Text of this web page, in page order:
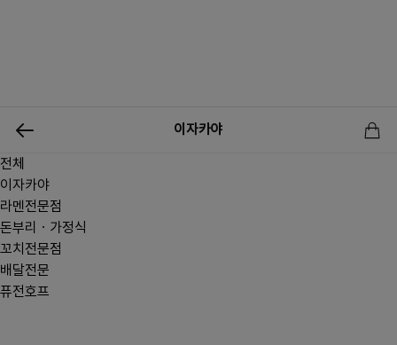
신상품
이자카야
전체
이자카야
라멘전문점
돈부리ㆍ가정식
꼬치전문점
배달전문
퓨전호프